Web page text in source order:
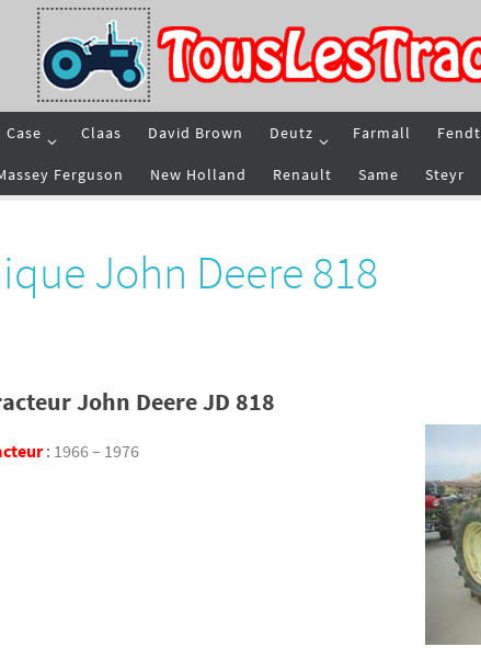
Case Claas David Brown Deutz Farmall Fendt
Ferguson New Holland Renault Same Steyr
John Deere 818
John Deere JD 818
: 1966 – 1976